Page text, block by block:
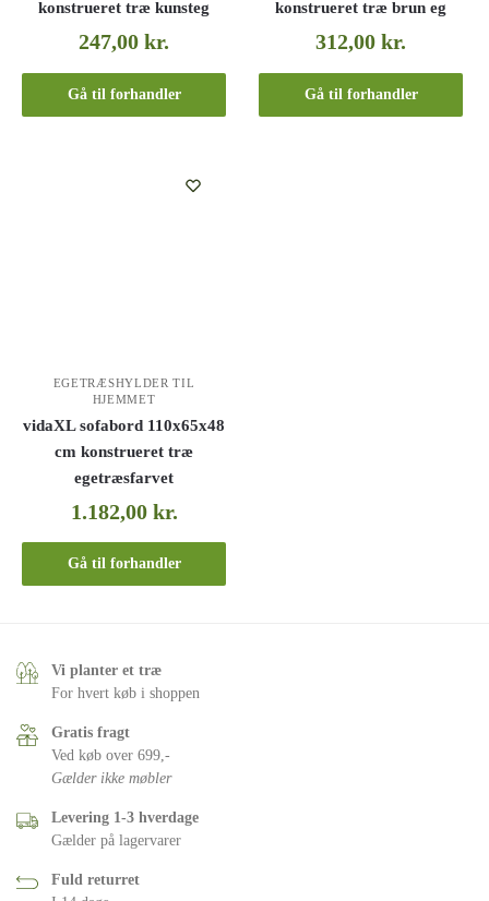
konstrueret træ kunsteg
247,00kr.
Gå til forhandler
konstrueret træ brun eg
312,00kr.
Gå til forhandler
EGETRÆSHYLDER TIL
HJEMMET
vidaXL sofabord 110x65x48
cm konstrueret træ
egetræsfarvet
1.182,00 kr.
Gå til forhandler
Vi planter et træ
For hvert køb i shoppen
Gratis fragt
Ved køb over 699,-
Gælder ikke møbler
Levering 1-3 hverdage
Gælder på lagervarer
Fuld returret